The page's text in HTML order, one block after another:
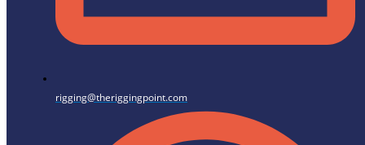
rigging@theriggingpoint.com